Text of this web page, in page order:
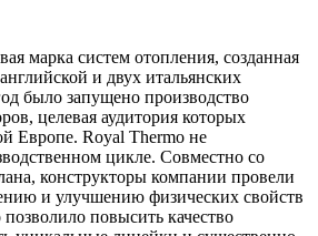
марка систем отопления, созданная
и двух итальянских
было запущено производство
целевая аудитория которых
Европе. Royal Thermo не
цикле. Совместно со
конструкторы компании провели
и улучшению физических свойств
повысить качество